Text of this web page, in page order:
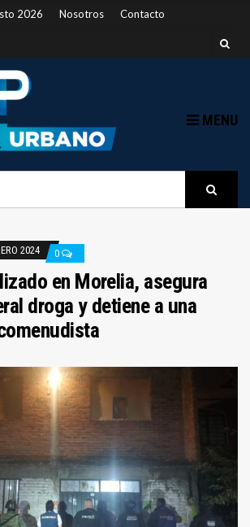
2026 Nosotros Contacto
MENU
2024 0
en Morelia, asegura
droga y detiene a una